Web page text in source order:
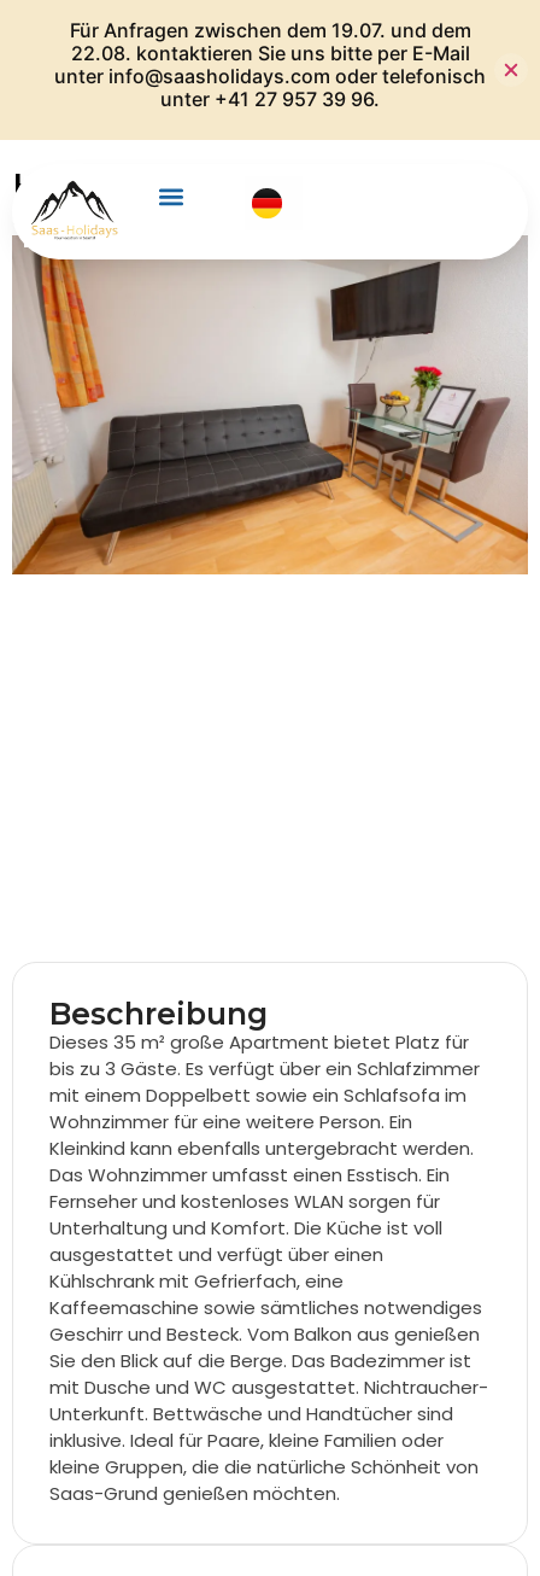
Für Anfragen zwischen dem 19.07. und dem
22.08. kontaktieren Sie uns bitte per E-Mail
unter info@saasholidays.com oder telefonisch
unter +41 27 957 39 96.
Haus City – Wohnung Nr. 2 2
OG (2-3 Personen)
Beschreibung
Dieses 35 m² große Apartment bietet Platz für
bis zu 3 Gäste. Es verfügt über ein Schlafzimmer
mit einem Doppelbett sowie ein Schlafsofa im
Wohnzimmer für eine weitere Person. Ein
Kleinkind kann ebenfalls untergebracht werden.
Das Wohnzimmer umfasst einen Esstisch. Ein
Fernseher und kostenloses WLAN sorgen für
Unterhaltung und Komfort. Die Küche ist voll
ausgestattet und verfügt über einen
Kühlschrank mit Gefrierfach, eine
Kaffeemaschine sowie sämtliches notwendiges
Geschirr und Besteck. Vom Balkon aus genießen
Sie den Blick auf die Berge. Das Badezimmer ist
mit Dusche und WC ausgestattet. Nichtraucher-
Unterkunft. Bettwäsche und Handtücher sind
inklusive. Ideal für Paare, kleine Familien oder
kleine Gruppen, die die natürliche Schönheit von
Saas-Grund genießen möchten.